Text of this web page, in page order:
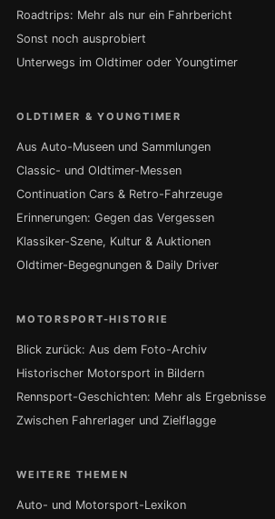
Roadtrips: Mehr als nur ein Fahrbericht
Sonst noch ausprobiert
Unterwegs im Oldtimer oder Youngtimer
OLDTIMER & YOUNGTIMER
Aus Auto-Museen und Sammlungen
Classic- und Oldtimer-Messen
Continuation Cars & Retro-Fahrzeuge
Erinnerungen: Gegen das Vergessen
Klassiker-Szene, Kultur & Auktionen
Oldtimer-Begegnungen & Daily Driver
MOTORSPORT-HISTORIE
Blick zurück: Aus dem Foto-Archiv
Historischer Motorsport in Bildern
Rennsport-Geschichten: Mehr als Ergebnisse
Zwischen Fahrerlager und Zielflagge
WEITERE THEMEN
Auto- und Motorsport-Lexikon